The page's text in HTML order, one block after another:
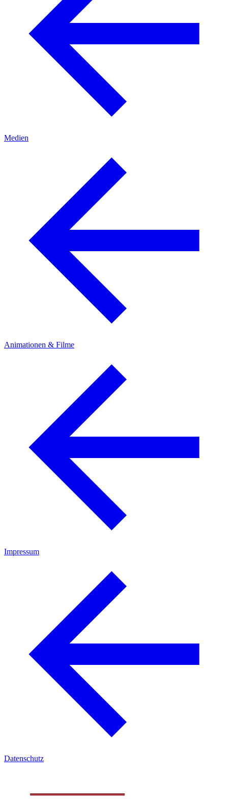
Medien
Animationen & Filme
Impressum
Datenschutz